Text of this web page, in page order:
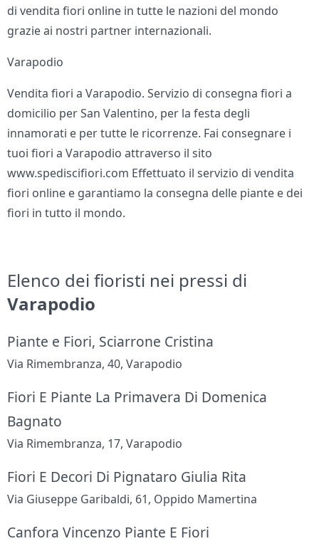
di vendita fiori online in tutte le nazioni del mondo
grazie ai nostri partner internazionali.
Varapodio
Vendita fiori a Varapodio. Servizio di consegna fiori a
domicilio per San Valentino, per la festa degli
innamorati e per tutte le ricorrenze. Fai consegnare i
tuoi fiori a Varapodio attraverso il sito
www.spediscifiori.com Effettuato il servizio di vendita
fiori online e garantiamo la consegna delle piante e dei
fiori in tutto il mondo.
Elenco dei fioristi nei pressi di
Varapodio
Piante e Fiori, Sciarrone Cristina
Via Rimembranza, 40, Varapodio
Fiori E Piante La Primavera Di Domenica
Bagnato
Via Rimembranza, 17, Varapodio
Fiori E Decori Di Pignataro Giulia Rita
Via Giuseppe Garibaldi, 61, Oppido Mamertina
Canfora Vincenzo Piante E Fiori